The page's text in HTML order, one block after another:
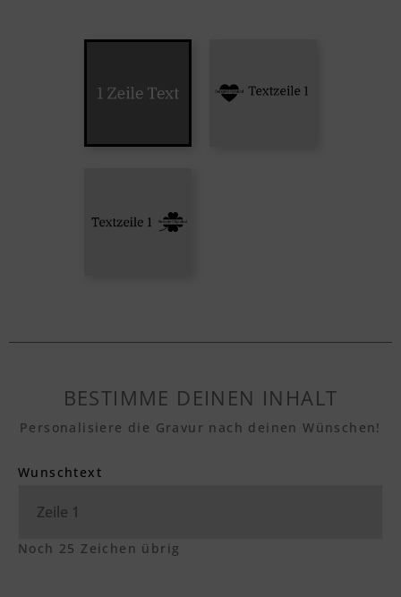
BESTIMME DEINEN INHALT
Personalisiere die Gravur nach deinen Wünschen!
Wunschtext
Noch 25 Zeichen übrig